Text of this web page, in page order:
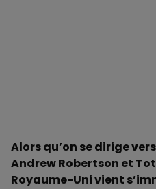
Alors qu’on se dirige
Andrew Robertson et
Royaume-Uni vient